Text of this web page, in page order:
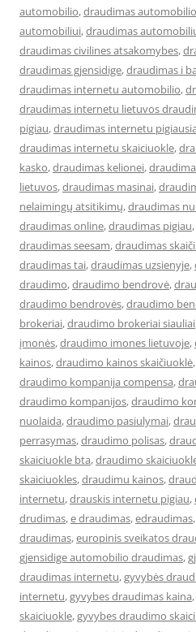
automobilio,draudimas
automobiliui,draudimas
draudimas civilines atsakomybes,
draudimas gjensidige,draudimas i
draudimas internetu automobilio,
draudimas internetu lietuvos
pigiau,draudimas internetu
draudimas internetu skaiciuokle,
kasko,draudimas kelionei,
lietuvos,draudimas masinai,
nelaimingų atsitikimų,draudimas
draudimas online,draudimas pigiau,
draudimas seesam,draudimas
draudimas tai,draudimas uzsienyje,
draudimo,draudimo bendrovė,
draudimo bendrovės,draudimo
brokeriai,draudimo brokeriai siauliai
įmonės,draudimo imones lietuvoje,
kainos,draudimo kainos skaičiuoklė,
draudimo kompanija compensa,
draudimo kompanijos,draudimo
nuolaida,draudimo pasiulymai,
perrasymas,draudimo polisas,
skaiciuokle bta,draudimo
skaiciuokles,draudimu kainos,
internetu,drauskis internetu pigiau,
drudimas,e draudimas,edraudimas,
draudimas,europinis sveikatos
gjensidige automobilio draudimas,
draudimas internetu,gyvybės
internetu,gyvybes draudimas kaina,
skaiciuokle,gyvybes draudimo